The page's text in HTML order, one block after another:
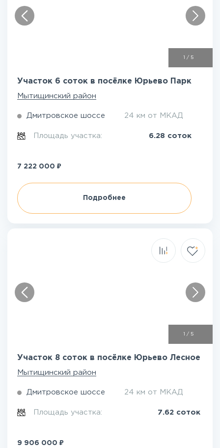
/ 5
Участок 6 соток в посёлке Юрьево Парк
Мытищинский район
Дмитровское шоссе 24 км от МКАД
Площадь участка: 6.28 соток
7 222 000 ₽
Подробнее
/ 5
Участок 8 соток в посёлке Юрьево Лесное
Мытищинский район
Дмитровское шоссе 24 км от МКАД
Площадь участка: 7.62 соток
9 906 000 ₽